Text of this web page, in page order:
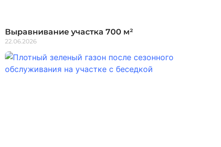
Выравнивание участка 700 м²
22.06.2026